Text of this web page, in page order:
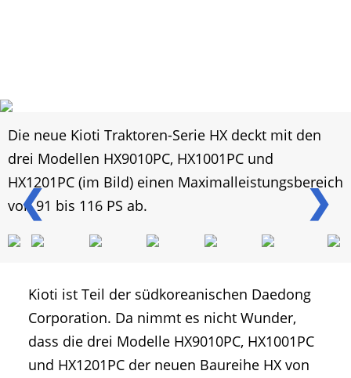
❮ ❯
Die neue Kioti Traktoren-Serie HX deckt mit den
drei Modellen HX9010PC, HX1001PC und
HX1201PC (im Bild) einen Maximalleistungsbereich
von 91 bis 116 PS ab.
Kioti ist Teil der südkoreanischen Daedong
Corporation. Da nimmt es nicht Wunder,
dass die drei Modelle HX9010PC, HX1001PC
und HX1201PC der neuen Baureihe HX von